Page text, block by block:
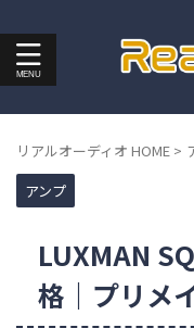
リアルオーディオ HOME >
アンプ
LUXMAN
格｜プリメ